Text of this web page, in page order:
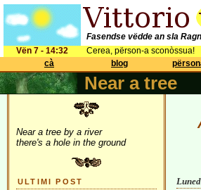
Fasendse vëdde an sla
Vën 7 - 14:32
Cerea, përson-a sconòssua!
cà
blog
Near a tree
Near a tree by a river
there's a hole in the ground
ULTIMI POST